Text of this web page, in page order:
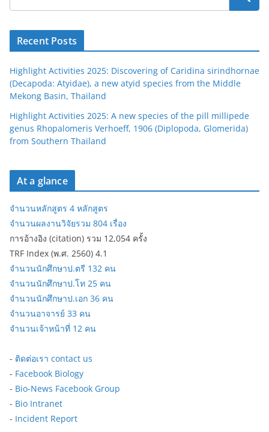
Recent Posts
Highlight Activities 2025: Discovering of Caridina sirindhornae
(Decapoda: Atyidae), a new atyid species from the Middle
Mekong Basin, Thailand
Highlight Activities 2025: A new species of the pill millipede
genus Rhopalomeris Verhoeff, 1906 (Diplopoda, Glomerida)
from Southern Thailand
At a glance
จำนวนหลักสูตร 4 หลักสูตร
จำนวนผลงานวิจัยรวม 804 เรื่อง
การอ้างอิง (citation) รวม 12,054 ครั้ง
TRF Index (พ.ศ. 2560) 4.1
จำนวนนักศึกษาป.ตรี 132 คน
จำนวนนักศึกษาป.โท 25 คน
จำนวนนักศึกษาป.เอก 36 คน
จำนวนอาจารย์ 33 คน
จำนวนเจ้าหน้าที่ 12 คน
- ติดต่อเรา contact us
- Facebook Biology
- Bio-News Facebook Group
- Bio Intranet
- Incident Report